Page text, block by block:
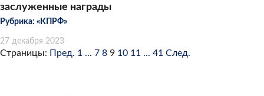
заслуженные награды
Рубрика: «КПРФ»
27 декабря 2023
Страницы: Пред. 1 ... 7 8 9 10 11 ... 41 След.